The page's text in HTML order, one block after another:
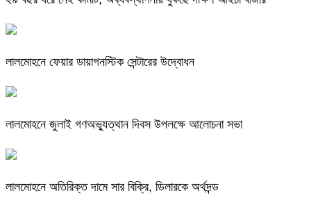
লালমোহনে ফেয়ার ডায়াগনস্টিক সেন্টারের উদ্বোধন
লালমোহনে জুলাই গণঅভ্যুত্থান দিবস উপলক্ষে আলোচনা সভা
লালমোহনে অতিরিক্ত দামে সার বিক্রি, ডিলারকে অর্থদন্ড